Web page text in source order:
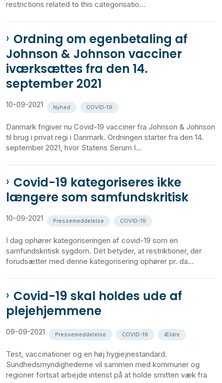
restrictions related to this categorisatio...
Ordning om egenbetaling af
Johnson & Johnson vacciner
iværksættes fra den 14.
september 2021
10-09-2021 Nyhed COVID-19
Danmark frigiver nu Covid-19 vacciner fra Johnson & Johnson
til brug i privat regi i Danmark. Ordningen starter fra den 14.
september 2021, hvor Statens Serum I...
Covid-19 kategoriseres ikke
længere som samfundskritisk
10-09-2021 Pressemeddelelse COVID-19
I dag ophører kategoriseringen af covid-19 som en
samfundskritisk sygdom. Det betyder, at restriktioner, der
forudsætter med denne kategorisering ophører pr. da...
Covid-19 skal holdes ude af
plejehjemmene
09-09-2021 Pressemeddelelse COVID-19 Ældre
Test, vaccinationer og en høj hygiejnestandard.
Sundhedsmyndighederne vil sammen med kommuner og
regioner fortsat arbejde intenst på at holde smitten væk fra